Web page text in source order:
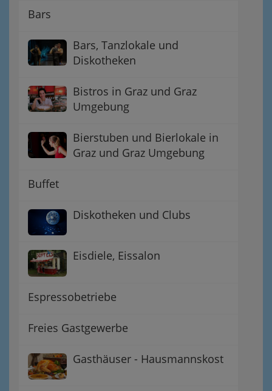
Bars
Bars, Tanzlokale und
Diskotheken
Bistros in Graz und Graz
Umgebung
Bierstuben und Bierlokale in
Graz und Graz Umgebung
Buffet
Diskotheken und Clubs
Eisdiele, Eissalon
Espressobetriebe
Freies Gastgewerbe
Gasthäuser - Hausmannskost